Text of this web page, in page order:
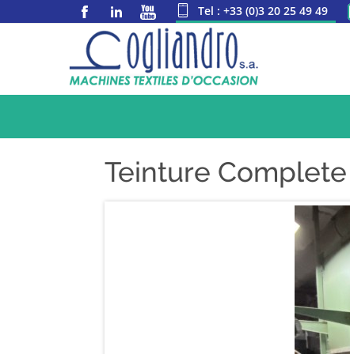
Tel : +33 (0)3 20 25 49 49
Teinture Complete